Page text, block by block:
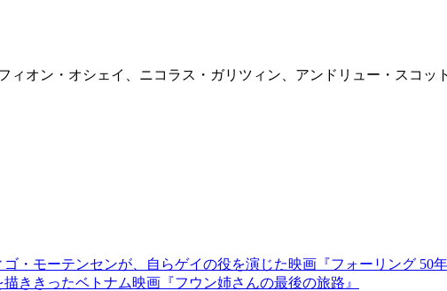
ィオン・オシェイ、ニコラス・ガリツィン、アンドリュー・スコ
・モーテンセンが、自らゲイの役を演じた映画『フォーリング 50年
ききったベトナム映画『フウン姉さんの最後の旅路』